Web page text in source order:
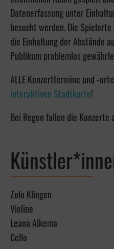
Datenerfassung unter
besucht werden. Die
die Einhaltung der Abstände
Publikum problemlos
ALLE Konzerttermine und -
interaktiven Stadtkarte!
Bei Regen fallen die Konzerte
Zolo Klingen
Violine
Leana Alkema
Cello